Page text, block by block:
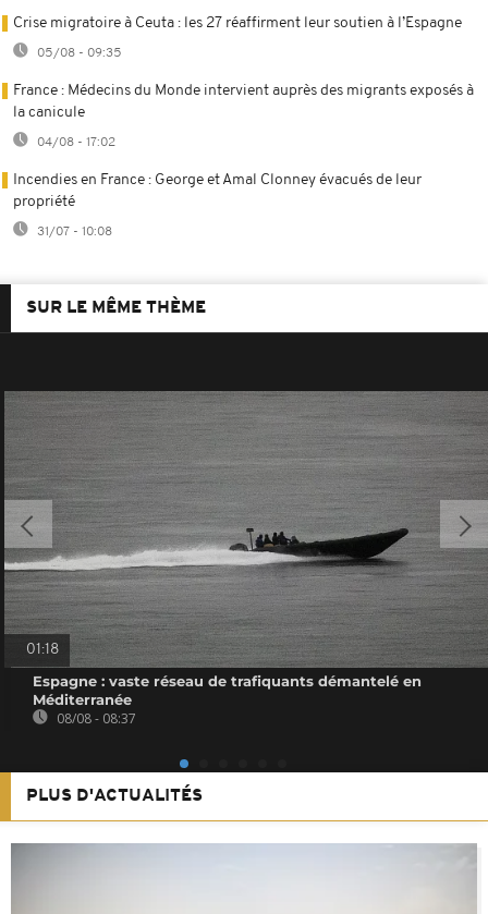
Crise migratoire à Ceuta : les 27 réaffirment leur soutien à l’Espagne
05/08 - 09:35
France : Médecins du Monde intervient auprès des migrants exposés à
la canicule
04/08 - 17:02
Incendies en France : George et Amal Clonney évacués de leur
propriété
31/07 - 10:08
SUR LE MÊME THÈME
01:18
Espagne : vaste réseau de trafiquants démantelé en
Méditerranée
08/08 - 08:37
PLUS D'ACTUALITÉS